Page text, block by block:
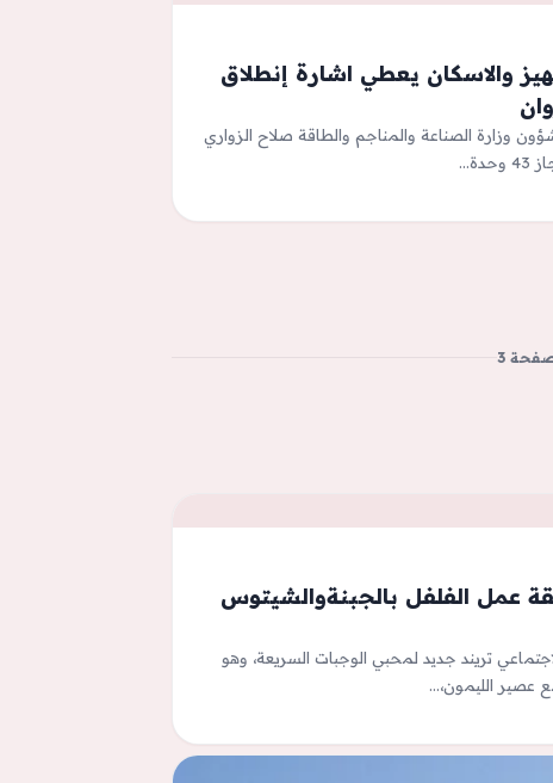
والاسكان يعطي اشارة إنطلاق
وزارة الصناعة والمناجم والطاقة صلاح الزواري
3
عمل الفلفل بالجبنةوالشيتوس
تريند جديد لمحبي الوجبات السريعة، وهو
عصير الليمون،…